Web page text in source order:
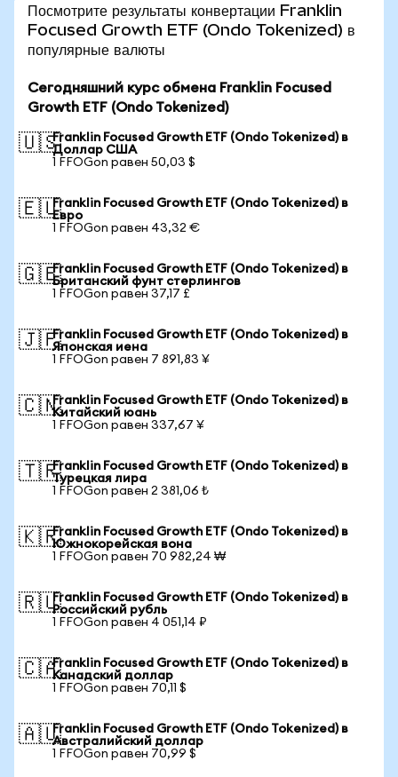
Посмотрите результаты конвертации Franklin
Focused Growth ETF (Ondo Tokenized) в
популярные валюты
Сегодняшний курс обмена Franklin Focused
Growth ETF (Ondo Tokenized)
🇺🇸Franklin Focused Growth ETF (Ondo Tokenized) в
Доллар США
1 FFOGon равен 50,03 $
🇪🇺Franklin Focused Growth ETF (Ondo Tokenized) в
Евро
1 FFOGon равен 43,32 €
🇬🇧Franklin Focused Growth ETF (Ondo Tokenized) в
Британский фунт стерлингов
1 FFOGon равен 37,17 £
🇯🇵Franklin Focused Growth ETF (Ondo Tokenized) в
Японская иена
1 FFOGon равен 7 891,83 ¥
🇨🇳Franklin Focused Growth ETF (Ondo Tokenized) в
Китайский юань
1 FFOGon равен 337,67 ¥
🇹🇷Franklin Focused Growth ETF (Ondo Tokenized) в
Турецкая лира
1 FFOGon равен 2 381,06 ₺
🇰🇷Franklin Focused Growth ETF (Ondo Tokenized) в
Южнокорейская вона
1 FFOGon равен 70 982,24 ₩
🇷🇺Franklin Focused Growth ETF (Ondo Tokenized) в
Российский рубль
1 FFOGon равен 4 051,14 ₽
🇨🇦Franklin Focused Growth ETF (Ondo Tokenized) в
Канадский доллар
1 FFOGon равен 70,11 $
🇦🇺Franklin Focused Growth ETF (Ondo Tokenized) в
Австралийский доллар
1 FFOGon равен 70,99 $